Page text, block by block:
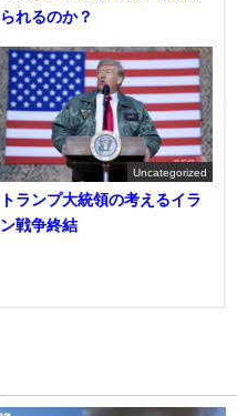
られるのか？
Uncategorized
トランプ大統領の考えるイラ
ン戦争終結